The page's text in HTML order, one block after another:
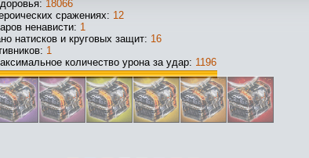
18066
сражениях: 12
ненависти: 1
натисков и круговых защит: 16
1
количество урона за удар: 1196